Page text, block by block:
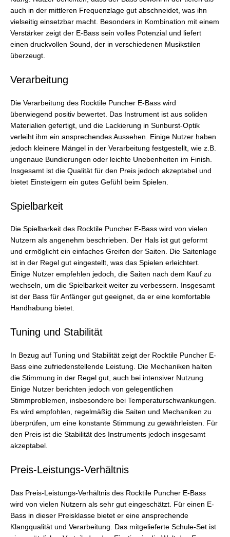
auch in der mittleren Frequenzlage gut abschneidet, was ihn
vielseitig einsetzbar macht. Besonders in Kombination mit einem
Verstärker zeigt der E-Bass sein volles Potenzial und liefert
einen druckvollen Sound, der in verschiedenen Musikstilen
überzeugt.
Verarbeitung
Die Verarbeitung des Rocktile Puncher E-Bass wird
überwiegend positiv bewertet. Das Instrument ist aus soliden
Materialien gefertigt, und die Lackierung in Sunburst-Optik
verleiht ihm ein ansprechendes Aussehen. Einige Nutzer haben
jedoch kleinere Mängel in der Verarbeitung festgestellt, wie z.B.
ungenaue Bundierungen oder leichte Unebenheiten im Finish.
Insgesamt ist die Qualität für den Preis jedoch akzeptabel und
bietet Einsteigern ein gutes Gefühl beim Spielen.
Spielbarkeit
Die Spielbarkeit des Rocktile Puncher E-Bass wird von vielen
Nutzern als angenehm beschrieben. Der Hals ist gut geformt
und ermöglicht ein einfaches Greifen der Saiten. Die Saitenlage
ist in der Regel gut eingestellt, was das Spielen erleichtert.
Einige Nutzer empfehlen jedoch, die Saiten nach dem Kauf zu
wechseln, um die Spielbarkeit weiter zu verbessern. Insgesamt
ist der Bass für Anfänger gut geeignet, da er eine komfortable
Handhabung bietet.
Tuning und Stabilität
In Bezug auf Tuning und Stabilität zeigt der Rocktile Puncher E-
Bass eine zufriedenstellende Leistung. Die Mechaniken halten
die Stimmung in der Regel gut, auch bei intensiver Nutzung.
Einige Nutzer berichten jedoch von gelegentlichen
Stimmproblemen, insbesondere bei Temperaturschwankungen.
Es wird empfohlen, regelmäßig die Saiten und Mechaniken zu
überprüfen, um eine konstante Stimmung zu gewährleisten. Für
den Preis ist die Stabilität des Instruments jedoch insgesamt
akzeptabel.
Preis-Leistungs-Verhältnis
Das Preis-Leistungs-Verhältnis des Rocktile Puncher E-Bass
wird von vielen Nutzern als sehr gut eingeschätzt. Für einen E-
Bass in dieser Preisklasse bietet er eine ansprechende
Klangqualität und Verarbeitung. Das mitgelieferte Schule-Set ist